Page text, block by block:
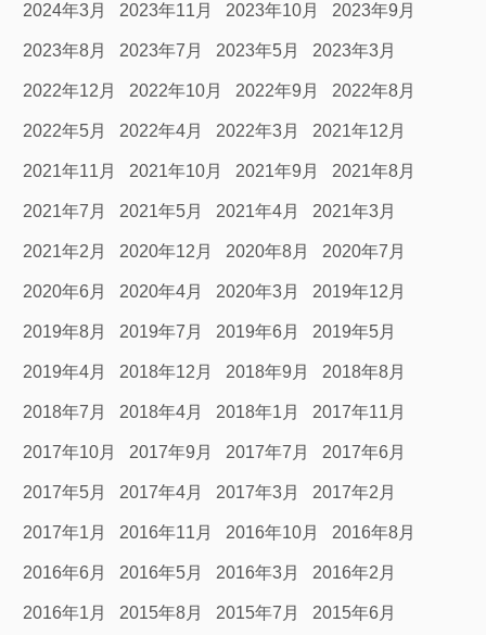
2024年3月 2023年11月 2023年10月 2023年9月
2023年8月 2023年7月 2023年5月 2023年3月
2022年12月 2022年10月 2022年9月 2022年8月
2022年5月 2022年4月 2022年3月 2021年12月
2021年11月 2021年10月 2021年9月 2021年8月
2021年7月 2021年5月 2021年4月 2021年3月
2021年2月 2020年12月 2020年8月 2020年7月
2020年6月 2020年4月 2020年3月 2019年12月
2019年8月 2019年7月 2019年6月 2019年5月
2019年4月 2018年12月 2018年9月 2018年8月
2018年7月 2018年4月 2018年1月 2017年11月
2017年10月 2017年9月 2017年7月 2017年6月
2017年5月 2017年4月 2017年3月 2017年2月
2017年1月 2016年11月 2016年10月 2016年8月
2016年6月 2016年5月 2016年3月 2016年2月
2016年1月 2015年8月 2015年7月 2015年6月